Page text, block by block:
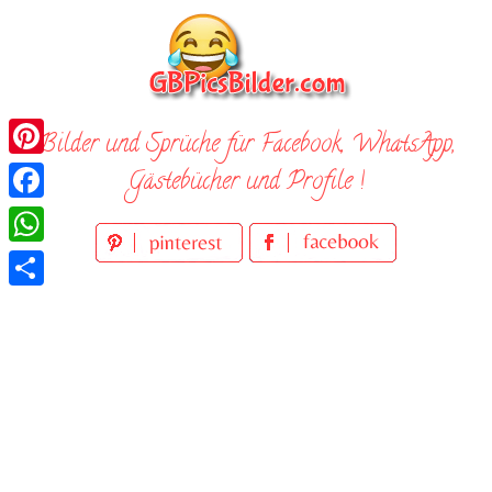
Bilder und Sprüche für Facebook, WhatsApp,
Gästebücher und Profile !
Pinterest
Facebook
WhatsApp